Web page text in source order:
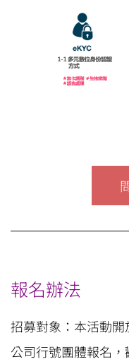
報名辦法
招募對象：本活動開
公司行號團體報名